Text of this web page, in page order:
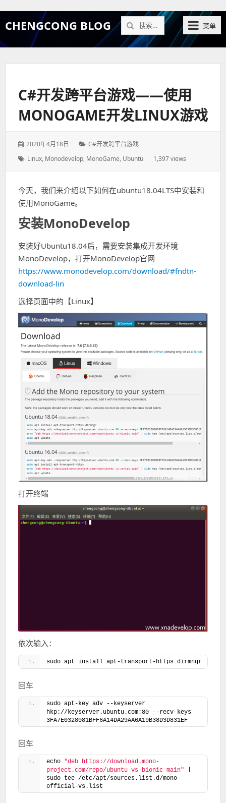
CHENGCONG BLOG
搜
索：
菜单
C#开发跨平台游戏——使用
MONOGAME开发LINUX游戏
发
于：
2020年4月18日
分
C#开发跨平台游戏
标
Linux, Monodevelop, MonoGame, Ubuntu 1,397 views
今天，我们来介绍以下如何在ubuntu18.04LTS中安装和
使用MonoGame。
安装MonoDevelop
安装好Ubuntu18.04后，需要安装集成开发环境
MonoDevelop，打开MonoDevelop官网
https://www.monodevelop.com/download/#fndtn-
download-lin
选择页面中的【Linux】
打开终端
依次输入：
sudo apt install apt-transport-https dirmngr
回车
sudo apt-key adv --keyserver
hkp://keyserver.ubuntu.com:80 --recv-keys
3FA7E0328081BFF6A14DA29AA6A19B38D3D831EF
回车
echo "deb https://download.mono-
project.com/repo/ubuntu vs-bionic main"
sudo tee /etc/apt/sources.list.d/mono-
official-vs.list